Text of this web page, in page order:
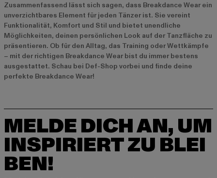
Zusammenfassend lässt sich sagen, dass Breakdance Wear ein
unverzichtbares Element für jeden Tänzer ist. Sie vereint
Funktionalität, Komfort und Stil und bietet unendliche
Möglichkeiten, deinen persönlichen Look auf der Tanzfläche zu
präsentieren. Ob für den Alltag, das Training oder Wettkämpfe
– mit der richtigen Breakdance Wear bist du immer bestens
ausgestattet. Schau bei Def-Shop vorbei und finde deine
perfekte Breakdance Wear!
MELDE DICH AN, UM
INSPIRIERT ZU BLEI
BEN!